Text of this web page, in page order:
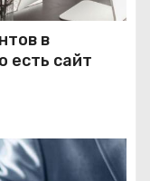
в
есть сайт